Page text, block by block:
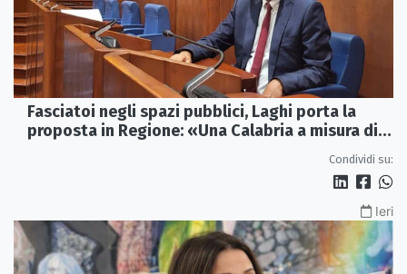
Fasciatoi negli spazi pubblici, Laghi porta la
proposta in Regione: «Una Calabria a misura di
Condividi su:
Ieri